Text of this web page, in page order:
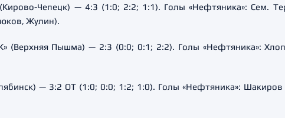
Чепецк) — 4:3 (1:0; 2:2; 1:1). Голы «Нефтяника»: Сем.
Жулин).
(Верхняя Пышма) — 2:3 (0:0; 0:1; 2:2). Голы «Нефтяника»:
— 3:2 ОТ (1:0; 0:0; 1:2; 1:0). Голы «Нефтяника»: